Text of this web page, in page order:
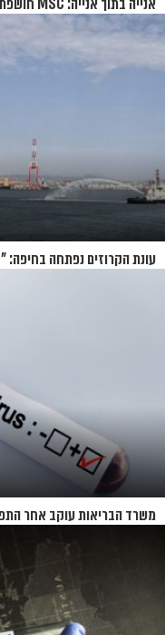
עונת הקרוזים נפתחה בחיפה:
משרד הבריאות עוקב אחר